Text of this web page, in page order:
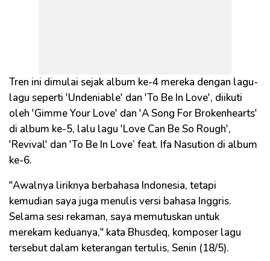
Tren ini dimulai sejak album ke-4 mereka dengan lagu-
lagu seperti 'Undeniable' dan 'To Be In Love', diikuti
oleh 'Gimme Your Love' dan 'A Song For Brokenhearts'
di album ke-5, lalu lagu 'Love Can Be So Rough',
'Revival' dan 'To Be In Love’ feat. Ifa Nasution di album
ke-6.
"Awalnya liriknya berbahasa Indonesia, tetapi
kemudian saya juga menulis versi bahasa Inggris.
Selama sesi rekaman, saya memutuskan untuk
merekam keduanya," kata Bhusdeq, komposer lagu
tersebut dalam keterangan tertulis, Senin (18/5).